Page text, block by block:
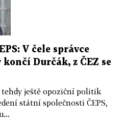
V čele správce
končí Durčák, z ČEZ se
ještě opoziční politik
státní společnosti ČEPS,